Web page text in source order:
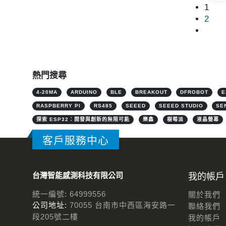
1
2
熱門搜尋
4-20MA ARDUINO BLE BREAKOUT DFROBOT
RASPBERRY PI RS485 SEEED SEEED STUDIO
探索 ESP32：開發與創新的無限可能 樂鑫 樹莓派 液晶螢幕
客戶服務中心
台灣智能感測科技有限公司
統一編號: 64999556
公司地址: 70055 台南市中西區海安路一
段205號二樓
我的帳戶
關於我們
聯絡我們
我的帳戶